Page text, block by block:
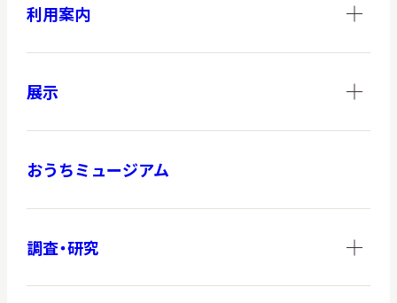
利用案内
展示
おうちミュージアム
調査・研究